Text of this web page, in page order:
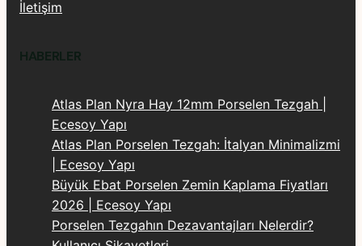
İletişim
HABERLER
Atlas Plan Nyra Hay 12mm Porselen Tezgah |
Ecesoy Yapı
Atlas Plan Porselen Tezgah: İtalyan Minimalizmi
| Ecesoy Yapı
Büyük Ebat Porselen Zemin Kaplama Fiyatları
2026 | Ecesoy Yapı
Porselen Tezgahın Dezavantajları Nelerdir?